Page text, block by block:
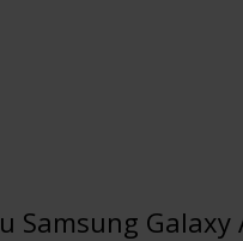
Samsung Galaxy